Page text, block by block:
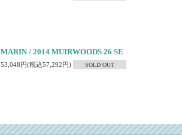
MARIN / 2014 MUIRWOODS 26 SE
53,048円(税込57,292円) SOLD OUT